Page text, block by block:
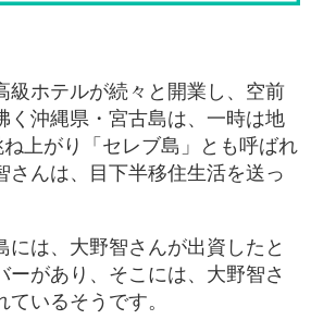
級ホテルが続々と開業し、空前
く沖縄県・宮古島は、一時は地
上がり「セレブ島」とも呼ばれ
さんは、目下半移住生活を送っ
には、大野智さんが出資したと
ーがあり、そこには、大野智さ
いるそうです。